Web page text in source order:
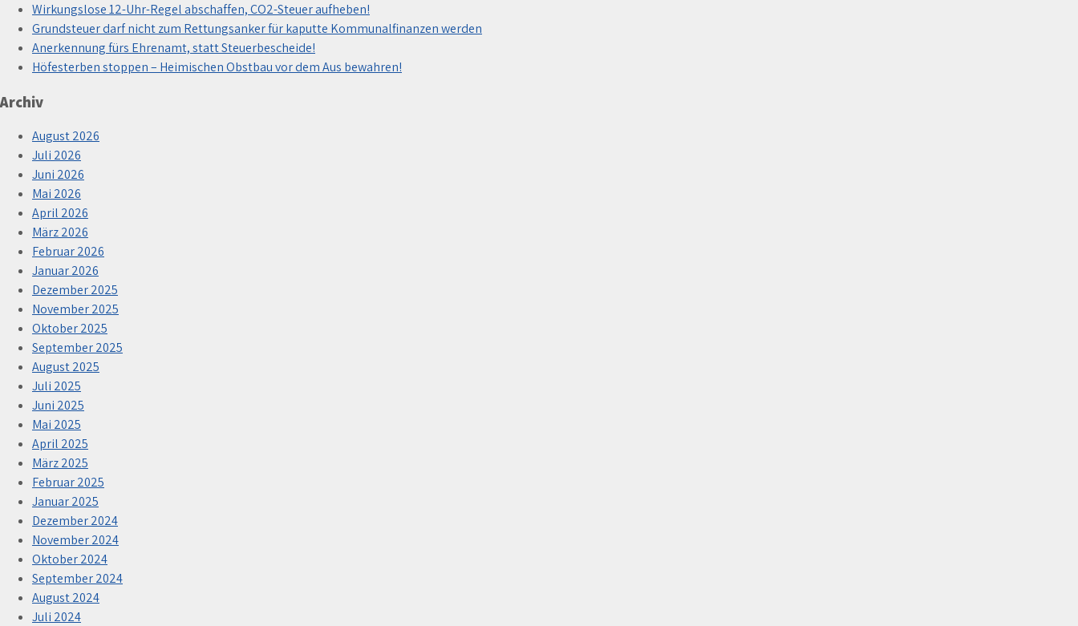
Wirkungslose 12-Uhr-Regel abschaffen, CO2-Steuer aufheben!
Grundsteuer darf nicht zum Rettungsanker für kaputte Kommunalfinanzen werden
Anerkennung fürs Ehrenamt, statt Steuerbescheide!
Höfesterben stoppen – Heimischen Obstbau vor dem Aus bewahren!
Archiv
August 2026
Juli 2026
Juni 2026
Mai 2026
April 2026
März 2026
Februar 2026
Januar 2026
Dezember 2025
November 2025
Oktober 2025
September 2025
August 2025
Juli 2025
Juni 2025
Mai 2025
April 2025
März 2025
Februar 2025
Januar 2025
Dezember 2024
November 2024
Oktober 2024
September 2024
August 2024
Juli 2024